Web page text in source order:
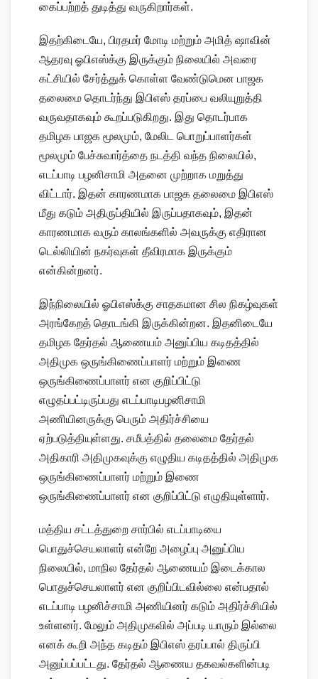
கைப்பற்றத் துடித்து வருகிறார்கள்.
இதற்கிடையே, பிரதமர் மோடி மற்றும் அமித் ஷாவின்
ஆதரவு ஓபிஎஸ்க்கு இருக்கும் நிலையில் அவரை
கட்சியில் சேர்த்துக் கொள்ள வேண்டுமென பாஜக
தலைமை தொடர்ந்து இபிஎஸ் தரப்பை வலியுறுத்தி
வருவதாகவும் கூறப்படுகிறது. இது தொடர்பாக
தமிழக பாஜக மூலமும், மேலிட பொறுப்பாளர்கள்
மூலமும் பேச்சுவார்த்தை நடத்தி வந்த நிலையில்,
எடப்பாடி பழனிசாமி அதனை முற்றாக மறுத்து
விட்டார். இதன் காரணமாக பாஜக தலைமை இபிஎஸ்
மீது கடும் அதிருப்தியில் இருப்பதாகவும், இதன்
காரணமாக வரும் காலங்களில் அவருக்கு எதிரான
டெல்லியின் நகர்வுகள் தீவிரமாக இருக்கும்
என்கின்றனர்.
இந்நிலையில் ஓபிஎஸ்க்கு சாதகமான சில நிகழ்வுகள்
அரங்கேறத் தொடங்கி இருக்கின்றன. இதனிடையே
தமிழக தேர்தல் ஆணையம் அனுப்பிய கடிதத்தில்
அதிமுக ஒருங்கிணைப்பாளர் மற்றும் இணை
ஒருங்கிணைப்பாளர் என குறிப்பிட்டு
எழுதப்பட்டிருப்பது எடப்பாடிபழனிசாமி
அணியினருக்கு பெரும் அதிர்ச்சியை
ஏற்படுத்தியுள்ளது. சமீபத்தில் தலைமை தேர்தல்
அதிகாரி அதிமுகவுக்கு எழுதிய கடிதத்தில் அதிமுக
ஒருங்கிணைப்பாளர் மற்றும் இணை
ஒருங்கிணைப்பாளர் என குறிப்பிட்டு எழுதியுள்ளார்.
மத்திய சட்டத்துறை சார்பில் எடப்பாடியை
பொதுச்செயலாளர் என்றே அழைப்பு அனுப்பிய
நிலையில், மாநில தேர்தல் ஆணையம் இடைக்கால
பொதுச்செயலாளர் என குறிப்பிடவில்லை என்பதால்
எடப்பாடி பழனிச்சாமி அணியினர் கடும் அதிர்ச்சியில்
உள்ளனர். மேலும் அதிமுகவில் அப்படி யாரும் இல்லை
எனக் கூறி அந்த கடிதம் இபிஎஸ் தரப்பால் திருப்பி
அனுப்பப்பட்டது. தேர்தல் ஆணைய தகவல்களின்படி